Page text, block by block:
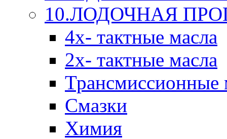
10.ЛОДОЧНАЯ
4х- тактные масла
2х- тактные масла
Трансмиссионные
Смазки
Химия